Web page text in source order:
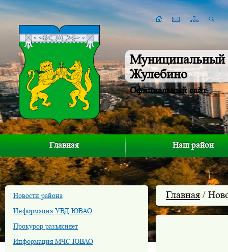
Муниципальный
Жулебино
Официальный сайт
Главная Наш район
Новости района
Информация УВД ЮВАО
Прокурор разъясняет
Информация МЧС ЮВАО
Главная /